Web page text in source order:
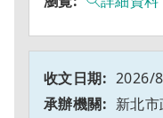
2026/
新北